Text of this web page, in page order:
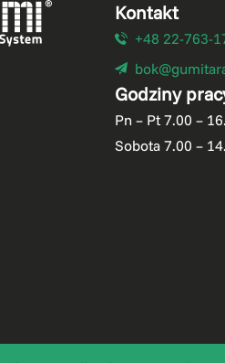
Kontakt
+48 22-763-
Godziny
Pn – Pt 7.00 –
Sobota 7.00 –